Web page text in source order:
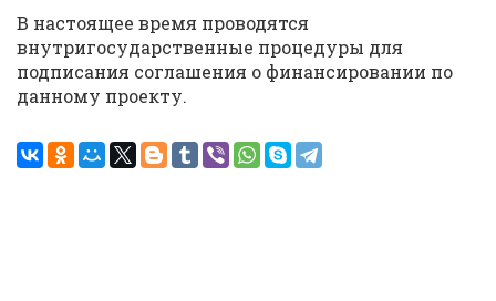
В настоящее время проводятся
внутригосударственные процедуры для
подписания соглашения о финансировании по
данному проекту.